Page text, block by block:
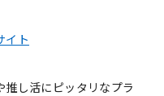
イト
し活にピッタリなプラ